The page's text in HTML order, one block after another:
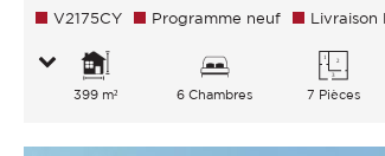
V2175CY Programme neuf Livraison
399 m² 6 Chambres 7 Pièces